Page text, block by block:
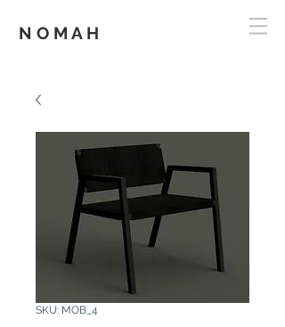
N O M A H
SKU: MOB_4